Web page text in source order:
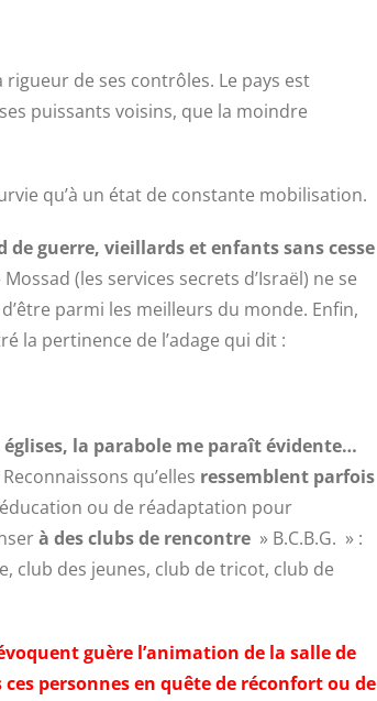
de ses contrôles. Le pays est
puissants voisins, que la moindre
qu’à un état de constante mobilisation.
guerre, vieillards et enfants sans cesse
Mossad (les services secrets d’Israël) ne se
parmi les meilleurs du monde. Enfin,
la pertinence de l’adage qui dit :
églises, la parabole me paraît évidente…
qu’elles ressemblent parfois
ou de réadaptation pour
à des clubs de rencontre » B.C.B.G. » :
club des jeunes, club de tricot, club de
guère l’animation de la salle de
personnes en quête de réconfort ou de